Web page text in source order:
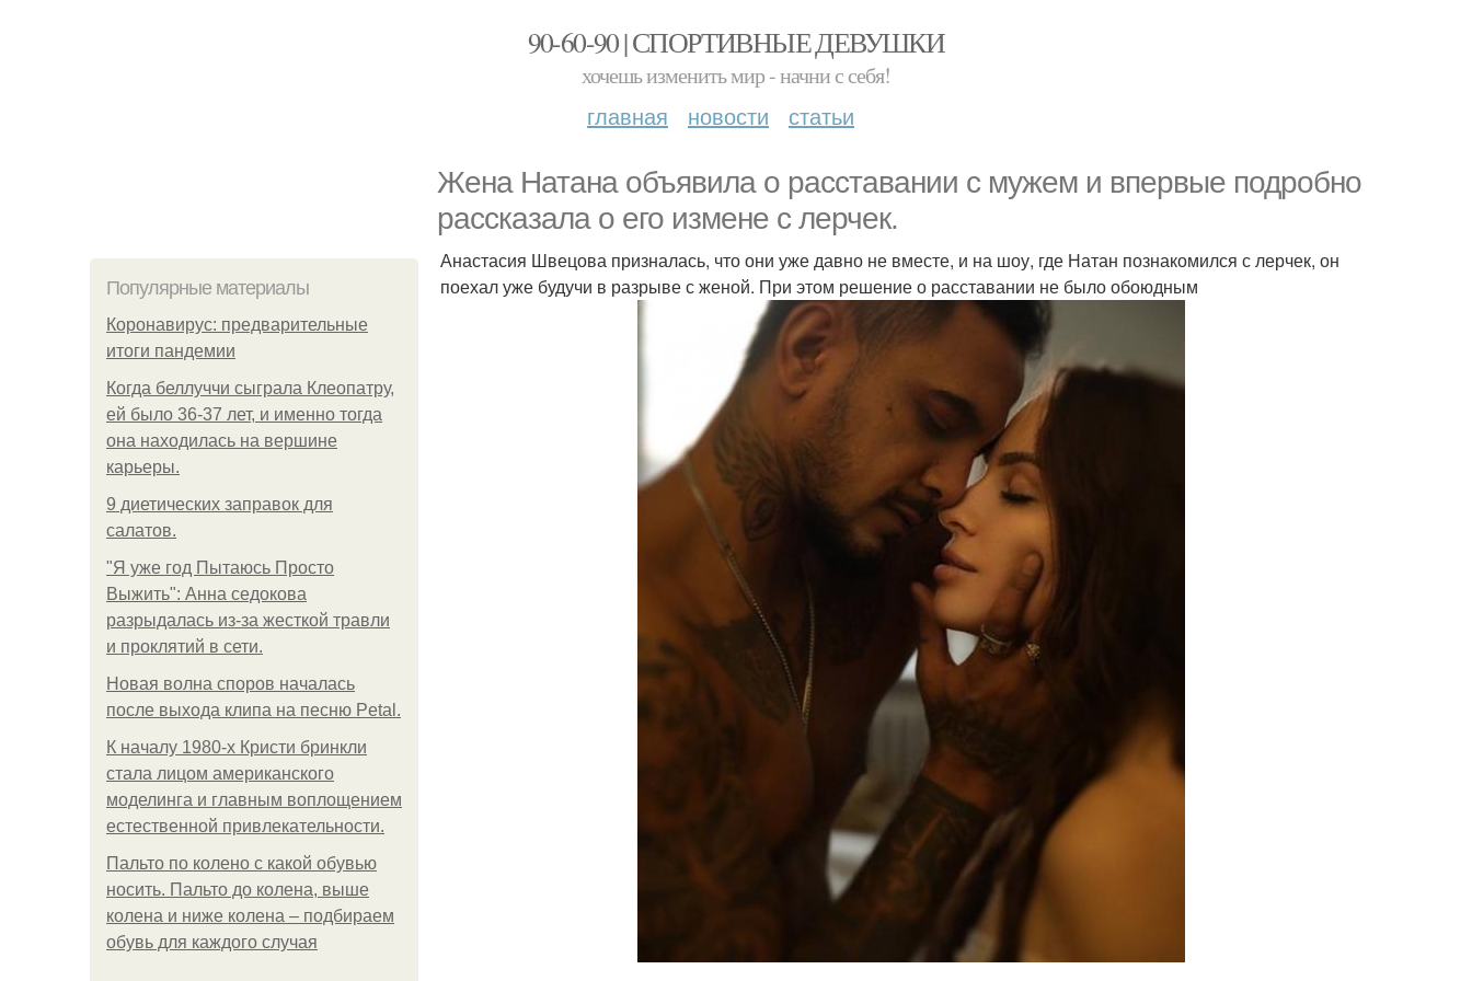
90-60-90 | СПОРТИВНЫЕ ДЕВУШКИ
хочешь изменить мир - начни с себя!
главная новости статьи
Жена Натана объявила о расставании с мужем и впервые подробно
рассказала о его измене с лерчек.
Популярные материалы
Коронавирус: предварительные
итоги пандемии
Когда беллуччи сыграла Клеопатру,
ей было 36-37 лет, и именно тогда
она находилась на вершине
карьеры.
9 диетических заправок для
салатов.
"Я уже год Пытаюсь Просто
Выжить": Анна седокова
разрыдалась из-за жесткой травли
и проклятий в сети.
Новая волна споров началась
после выхода клипа на песню Petal.
К началу 1980-х Кристи бринкли
стала лицом американского
моделинга и главным воплощением
естественной привлекательности.
Пальто по колено с какой обувью
носить. Пальто до колена, выше
колена и ниже колена – подбираем
обувь для каждого случая
Анастасия Швецова призналась, что они уже давно не вместе, и на шоу, где Натан познакомился с лерчек, он
поехал уже будучи в разрыве с женой. При этом решение о расставании не было обоюдным